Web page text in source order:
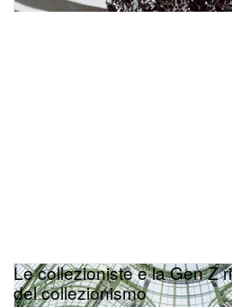
Le collezioniste e la Gen Z
del collezionismo